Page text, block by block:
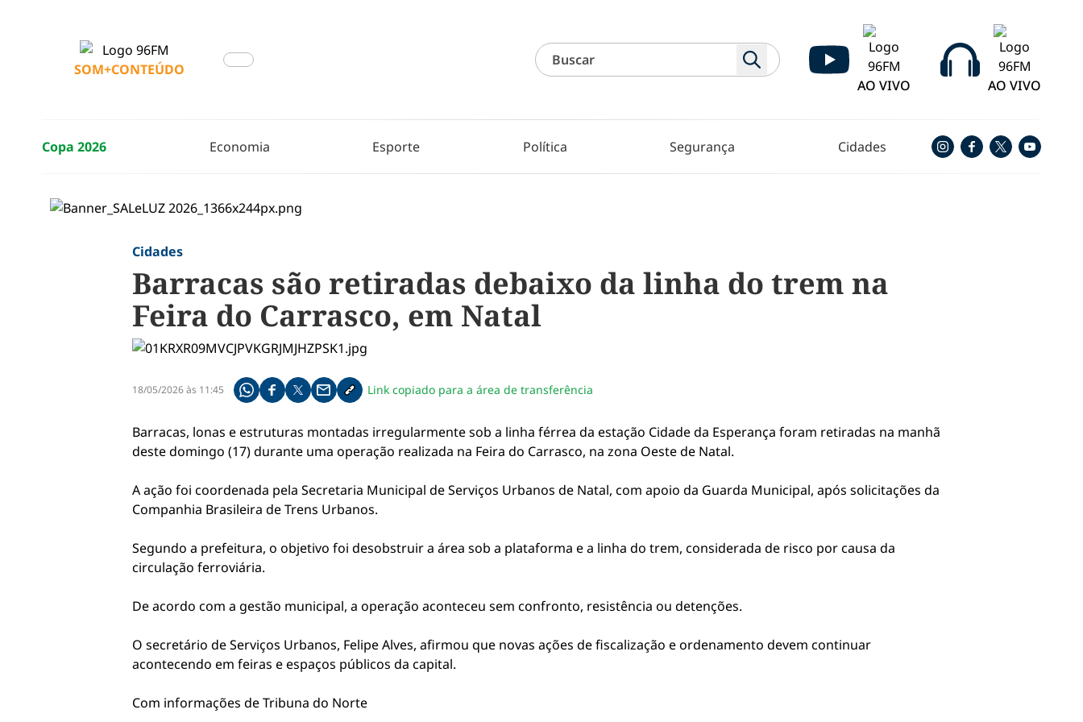
SOM+CONTEÚDO
AO VIVO
AO VIVO
Copa 2026 Economia Esporte Política Segurança Cidades
Cidades
Barracas são retiradas debaixo da linha do trem na
Feira do Carrasco, em Natal
18/05/2026 às 11:45 Compartilhe pelo whatsapp
Compartilhar no facebook
Compartilhar no twitter
Compartilhe pelo email
Copiar link da notícia
Link copiado para a área de transferência
Barracas, lonas e estruturas montadas irregularmente sob a linha férrea da estação Cidade da Esperança foram retiradas na manhã
deste domingo (17) durante uma operação realizada na Feira do Carrasco, na zona Oeste de Natal.
A ação foi coordenada pela Secretaria Municipal de Serviços Urbanos de Natal, com apoio da Guarda Municipal, após solicitações da
Companhia Brasileira de Trens Urbanos.
Segundo a prefeitura, o objetivo foi desobstruir a área sob a plataforma e a linha do trem, considerada de risco por causa da
circulação ferroviária.
De acordo com a gestão municipal, a operação aconteceu sem confronto, resistência ou detenções.
O secretário de Serviços Urbanos, Felipe Alves, afirmou que novas ações de fiscalização e ordenamento devem continuar
acontecendo em feiras e espaços públicos da capital.
Com informações de Tribuna do Norte